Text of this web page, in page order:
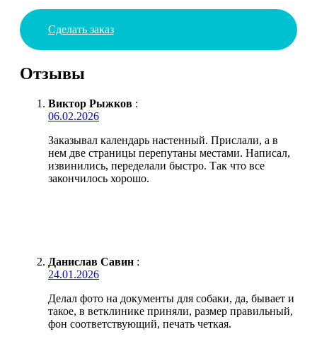
Сделать заказ
Отзывы
Виктор Рыжков :
06.02.2026
Заказывал календарь настенный. Прислали, а в
нем две страницы перепутаны местами. Написал,
извинились, переделали быстро. Так что все
закончилось хорошо.
Данислав Савин :
24.01.2026
Делал фото на документы для собаки, да, бывает и
такое, в ветклинике приняли, размер правильный,
фон соответствующий, печать четкая.